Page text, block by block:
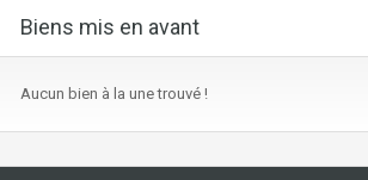
Biens mis en avant
Aucun bien à la une trouvé !